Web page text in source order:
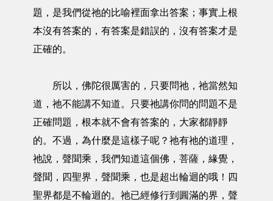
題，是我們從祂的比喻裡面拿出答案；事實上根
本沒有答案的，有答案是錯誤的，沒有答案才是
正確的。
所以，佛陀很厲害的，只要問祂，祂當然知
道，祂不能講不知道。只要祂講你問的問題不是
正確問題，根本就不會有答案的，大家都靜靜
的。不過，為什麼是這樣子呢？祂有祂的道理，
祂說，聲聞乘，我們知道這個佛，菩薩，緣覺，
聲聞，四聖界，聲聞乘，也是超出輪迴的哦！四
聖界都是不輪迴的。祂已經修行到圓滿的界，聲